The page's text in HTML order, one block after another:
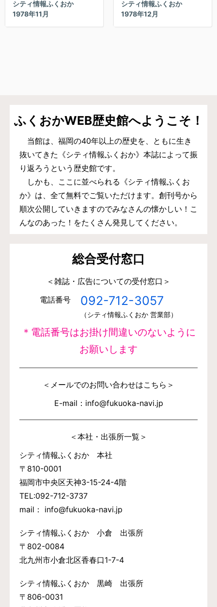
シティ情報ふくおか
1978年11月
シティ情報ふくおか
1978年12月
ふくおかWEB歴史館へようこそ！
当館は、福岡の40年以上の歴史を、ともに生き
抜いてきた《シティ情報ふくおか》本誌によって振
り返ろうという歴史館です。
しかも、ここに並べられる《シティ情報ふくお
か》は、全て無料でご覧いただけます。創刊号から
順次公開していきますのでみなさんの懐かしい！こ
んなのあった！をたくさん発見してください。
総合受付窓口
＜雑誌・広告についての受付窓口＞
電話番号
092-712-3057
（シティ情報ふくおか 営業部）
＊電話番号はお掛け間違いのないように
お願いします
＜メールでのお問い合わせはこちら＞
E-mail：info@fukuoka-navi.jp
＜本社・出張所一覧＞
シティ情報ふくおか 本社
〒810-0001
福岡市中央区天神3-15-24-4階
TEL:092-712-3737
mail： info@fukuoka-navi.jp
シティ情報ふくおか 小倉 出張所
〒802-0084
北九州市小倉北区香春口1-7-4
シティ情報ふくおか 黒崎 出張所
〒806-0031